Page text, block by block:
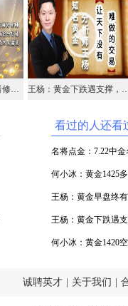
何小冰：黄金1425多看修正，原油十字星镑美均线实用 王杨：黄金下跌遇支撑
看过的人还看
名将点金：7.22中
油
何小冰：黄金1425
实用
王杨：黄金早盘终
多！
王杨：黄金下跌遇
何小冰：黄金1420
诚聘英才 关于我们